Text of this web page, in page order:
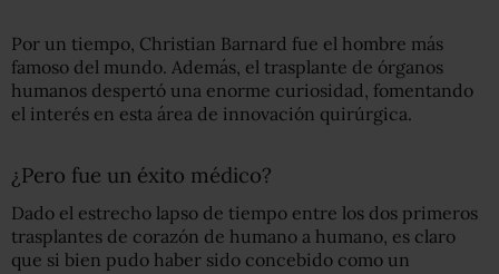
Por un tiempo, Christian Barnard fue el hombre más
famoso del mundo. Además, el trasplante de órganos
humanos despertó una enorme curiosidad, fomentando
el interés en esta área de innovación quirúrgica.
¿Pero fue un éxito médico?
Dado el estrecho lapso de tiempo entre los dos primeros
trasplantes de corazón de humano a humano, es claro
que si bien pudo haber sido concebido como un